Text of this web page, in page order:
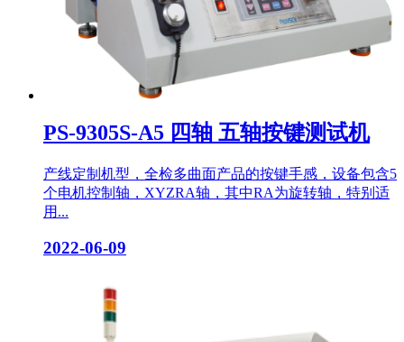
PS-9305S-A5 四轴 五轴按键测试机
产线定制机型，全检多曲面产品的按键手感，设备包含5
个电机控制轴，XYZRA轴，其中RA为旋转轴，特别适
用...
2022-06-09